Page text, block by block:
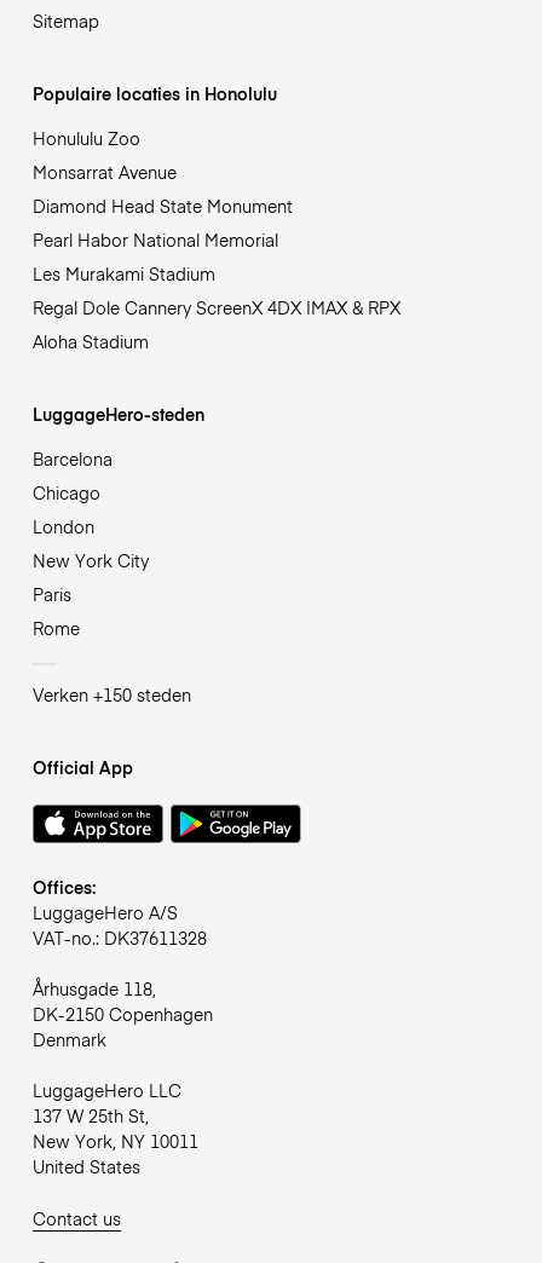
Sitemap
Populaire locaties in Honolulu
Honululu Zoo
Monsarrat Avenue
Diamond Head State Monument
Pearl Habor National Memorial
Les Murakami Stadium
Regal Dole Cannery ScreenX 4DX IMAX & RPX
Aloha Stadium
LuggageHero-steden
Barcelona
Chicago
London
New York City
Paris
Rome
Verken +150 steden
Official App
Offices:
LuggageHero A/S
VAT-no.: DK37611328
Århusgade 118,
DK-2150 Copenhagen
Denmark
LuggageHero LLC
137 W 25th St,
New York, NY 10011
United States
Contact us